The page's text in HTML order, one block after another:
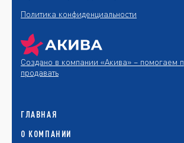
Политика конфиденциальности
Создано в компании «Акива» – помогаем
продавать
ГЛАВНАЯ
О КОМПАНИИ